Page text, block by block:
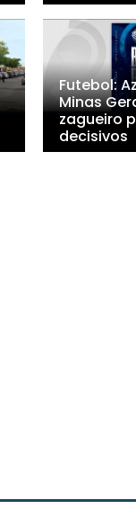
Futebol:
Minas
zagueiro
decisivos